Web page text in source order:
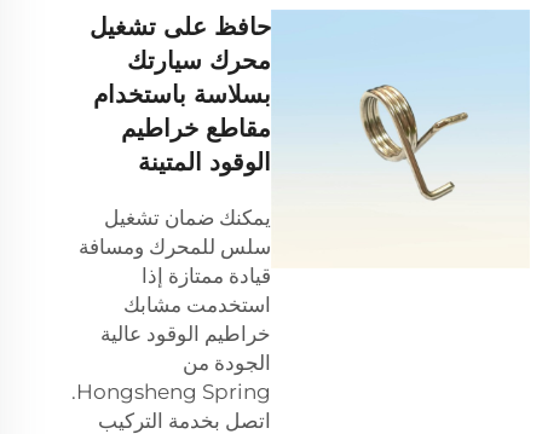
حافظ على تشغيل
محرك سيارتك
بسلاسة باستخدام
مقاطع خراطيم
الوقود المتينة
يمكنك ضمان تشغيل
سلس للمحرك ومسافة
قيادة ممتازة إذا
استخدمت مشابك
خراطيم الوقود عالية
الجودة من
Hongsheng Spring.
اتصل بخدمة التركيب